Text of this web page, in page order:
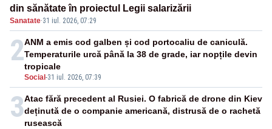
din sănătate în proiectul Legii salarizării
Sanatate·31 iul. 2026, 07:29
2
Social -31 iul. 2026, 07:39
ANM a emis cod galben și cod portocaliu de caniculă.
Temperaturile urcă până la 38 de grade, iar nopțile devin
tropicale
3Atac fără precedent al Rusiei. O fabrică de drone din Kiev
deținută de o companie americană, distrusă de o rachetă
rusească